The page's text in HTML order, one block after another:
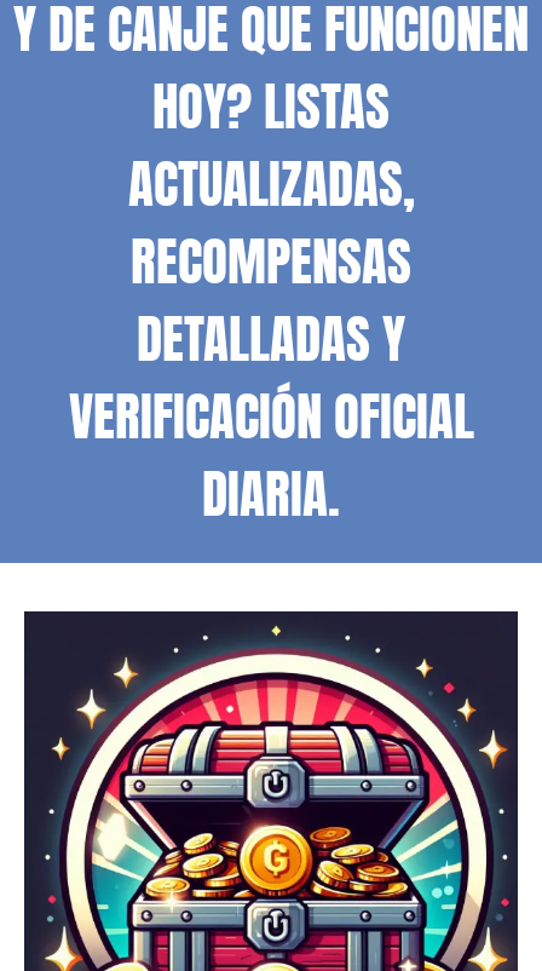
Y DE CANJE QUE FUNCIONEN
HOY? LISTAS
ACTUALIZADAS,
RECOMPENSAS
DETALLADAS Y
VERIFICACIÓN OFICIAL
DIARIA.